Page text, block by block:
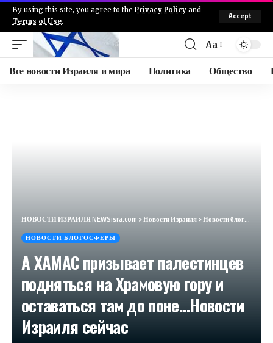
By using this site, you agree to the Privacy Policy and
Terms of Use.
Accept
Aa
Все новости Израиля и мира Политика Общество
НОВОСТИ ИЗРАИЛЯ NEWSisra.com >Новости Израиля>Новости блогосферы
НОВОСТИ БЛОГОСФЕРЫ
А ХАМАС призывает палестинцев
подняться на Храмовую гору и
оставаться там до поне…​Новости
Израиля сейчас